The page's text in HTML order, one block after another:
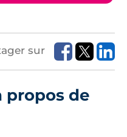
sur
propos de